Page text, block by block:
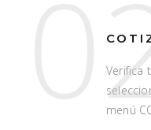
Verifica
menú